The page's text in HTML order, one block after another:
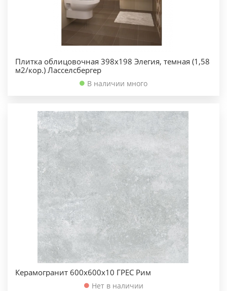
Плитка облицовочная 398х198 Элегия, темная (1,58
м2/кор.) Ласселсбергер
В наличии много
Керамогранит 600х600х10 ГРЕС Рим
Нет в наличии